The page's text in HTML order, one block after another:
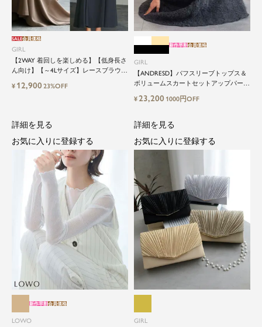
GIRL
【2WAY 着回しを楽しめる】【低身長さ
ん向け】【～4Lサイズ】レースブラウス
ング結婚式ワンピース
SALE会員価格
¥ 12,90023%OFF
GIRL
【ANDRESD】パフスリーブトップス＆
ボリュームスカートセットアップパーテ
新作早割会員価格
¥23,200 1000円OFF
LOWO
新作早割会員価格
詳細を見る
お気に入りに登録する
GIRL
詳細を見る
お気に入りに登録する